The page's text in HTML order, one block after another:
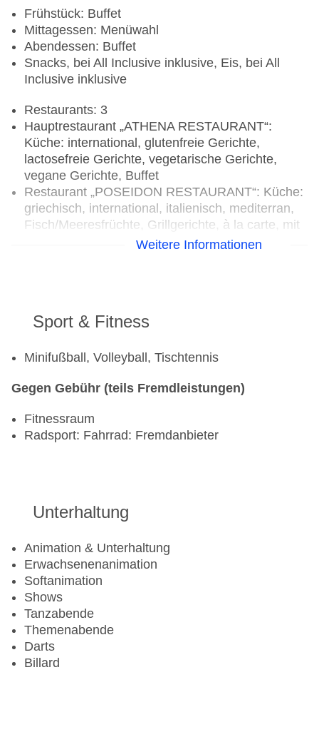
Frühstück: Buffet
Mittagessen: Menüwahl
Abendessen: Buffet
Snacks, bei All Inclusive inklusive, Eis, bei All
Inclusive inklusive
Restaurants: 3
Hauptrestaurant „ATHENA RESTAURANT“:
Küche: international, glutenfreie Gerichte,
lactosefreie Gerichte, vegetarische Gerichte,
vegane Gerichte, Buffet
Restaurant „POSEIDON RESTAURANT“: Küche:
griechisch, international, italienisch, mediterran,
Fisch/Meeresfrüchte, Grillgerichte, à la carte, mit
Bars & mehr: 3
Uhr - 01:00 Uhr
Poolbar Outdoor „APOLLO BAR“: ab 16 Jahre
Weitere Informationen
Sport & Fitness
Minifußball, Volleyball, Tischtennis
Gegen Gebühr (teils Fremdleistungen)
Fitnessraum
Radsport: Fahrrad: Fremdanbieter
Unterhaltung
Animation & Unterhaltung
Erwachsenenanimation
Softanimation
Shows
Tanzabende
Themenabende
Darts
Billard